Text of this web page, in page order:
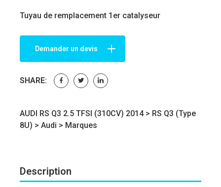
Tuyau de remplacement 1er catalyseur
Demander un devis
SHARE:
AUDI RS Q3 2.5 TFSI (310CV) 2014 > RS Q3 (Type
8U) > Audi > Marques
Description